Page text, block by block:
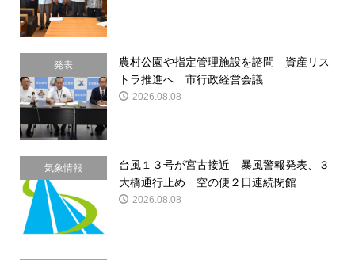
発表
農村公園や指定管理施設を諮問 資産リス
トラ推進へ 市行政経営会議
2026.08.08
気象情報
台風１３号が宮古接近 暴風警報発表、３
大橋通行止め 空の便２日連続閉館
2026.08.08